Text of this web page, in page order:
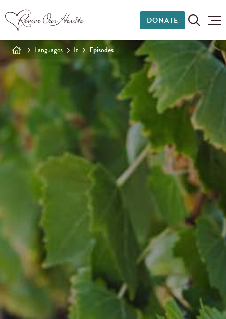
DONATE
Languages It Episodes